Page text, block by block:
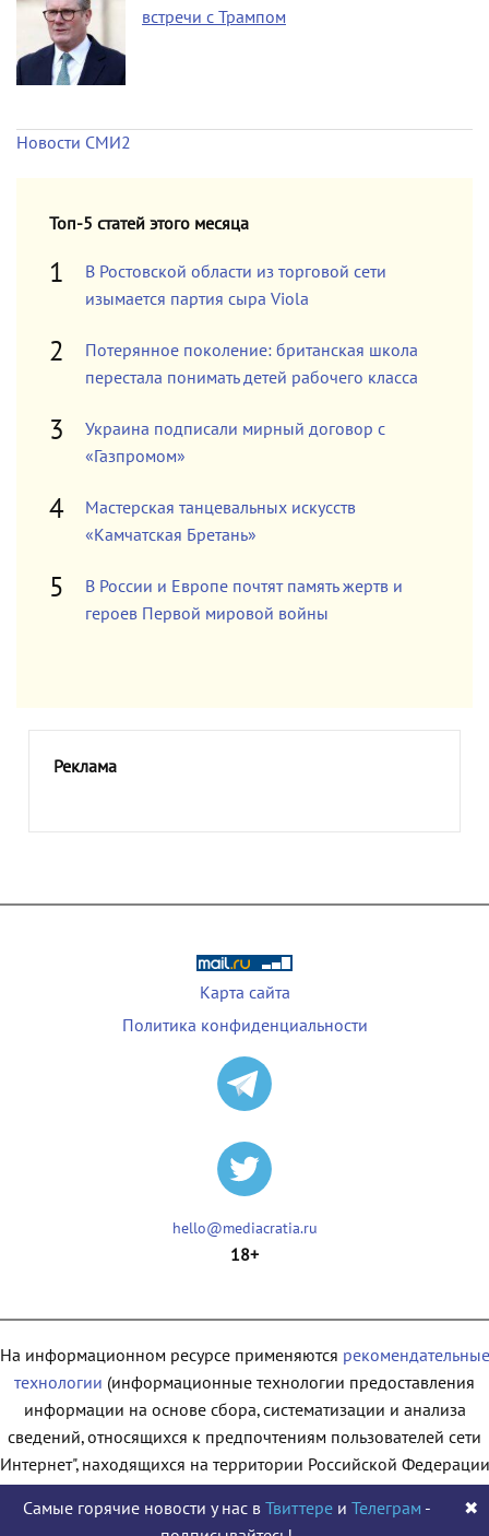
встречи с Трампом
Новости СМИ2
Топ-5 статей этого месяца
В Ростовской области из торговой сети
изымается партия сыра Viola
Потерянное поколение: британская школа
перестала понимать детей рабочего класса
Украина подписали мирный договор с
«Газпромом»
Мастерская танцевальных искусств
«Камчатская Бретань»
В России и Европе почтят память жертв и
героев Первой мировой войны
Реклама
Карта сайта
Политика конфиденциальности
hello@mediacratia.ru
18+
На информационном ресурсе применяются рекомендательные
технологии (информационные технологии предоставления
информации на основе сбора, систематизации и анализа
сведений, относящихся к предпочтениям пользователей сети
находящихся на территории Российской
Самые горячие новости у нас в Твиттереи Телеграм -
✖